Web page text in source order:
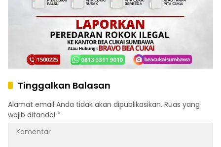
Tinggalkan Balasan
Alamat email Anda tidak akan dipublikasikan. Ruas yang
wajib ditandai *